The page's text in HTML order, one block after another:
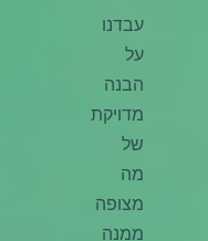
עבדנו
על
הבנה
מדויקת
של
מה
מצופה
ממנה